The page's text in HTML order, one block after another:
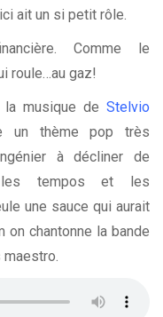
ait un si petit rôle.
Comme le
roule…au gaz!
musique de Stelvio
un thème pop très
à décliner de
les tempos et les
une sauce qui aurait
chantonne la bande
maestro.